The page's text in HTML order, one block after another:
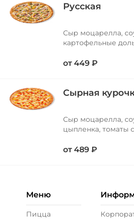
Русская
Сыр моцарелла,
картофельные
альфредо, лук
от 449 ₽
Сырная
Сыр моцарелла,
цыпленка, томаты
от 489 ₽
Меню
Пицца